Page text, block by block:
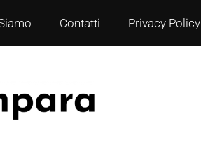
Contatti Privacy Policy